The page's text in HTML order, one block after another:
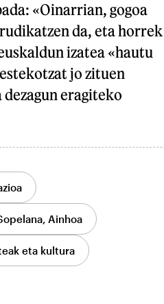
«Oinarrian, gogoa
da, eta horrek
izatea «hautu
jo zituen
eragiteko
Ainhoa
eta kultura